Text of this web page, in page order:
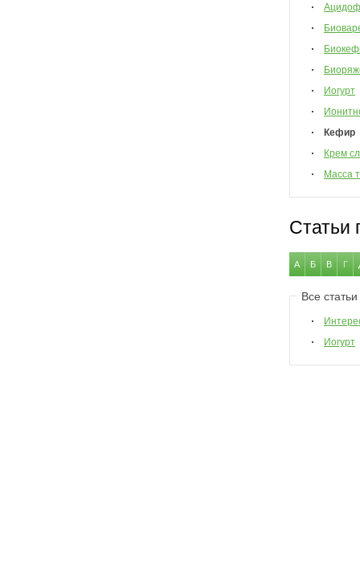
Иогурт
Кефир
Крем
Масса
Статьи
А Б В Г
Все
Иогурт